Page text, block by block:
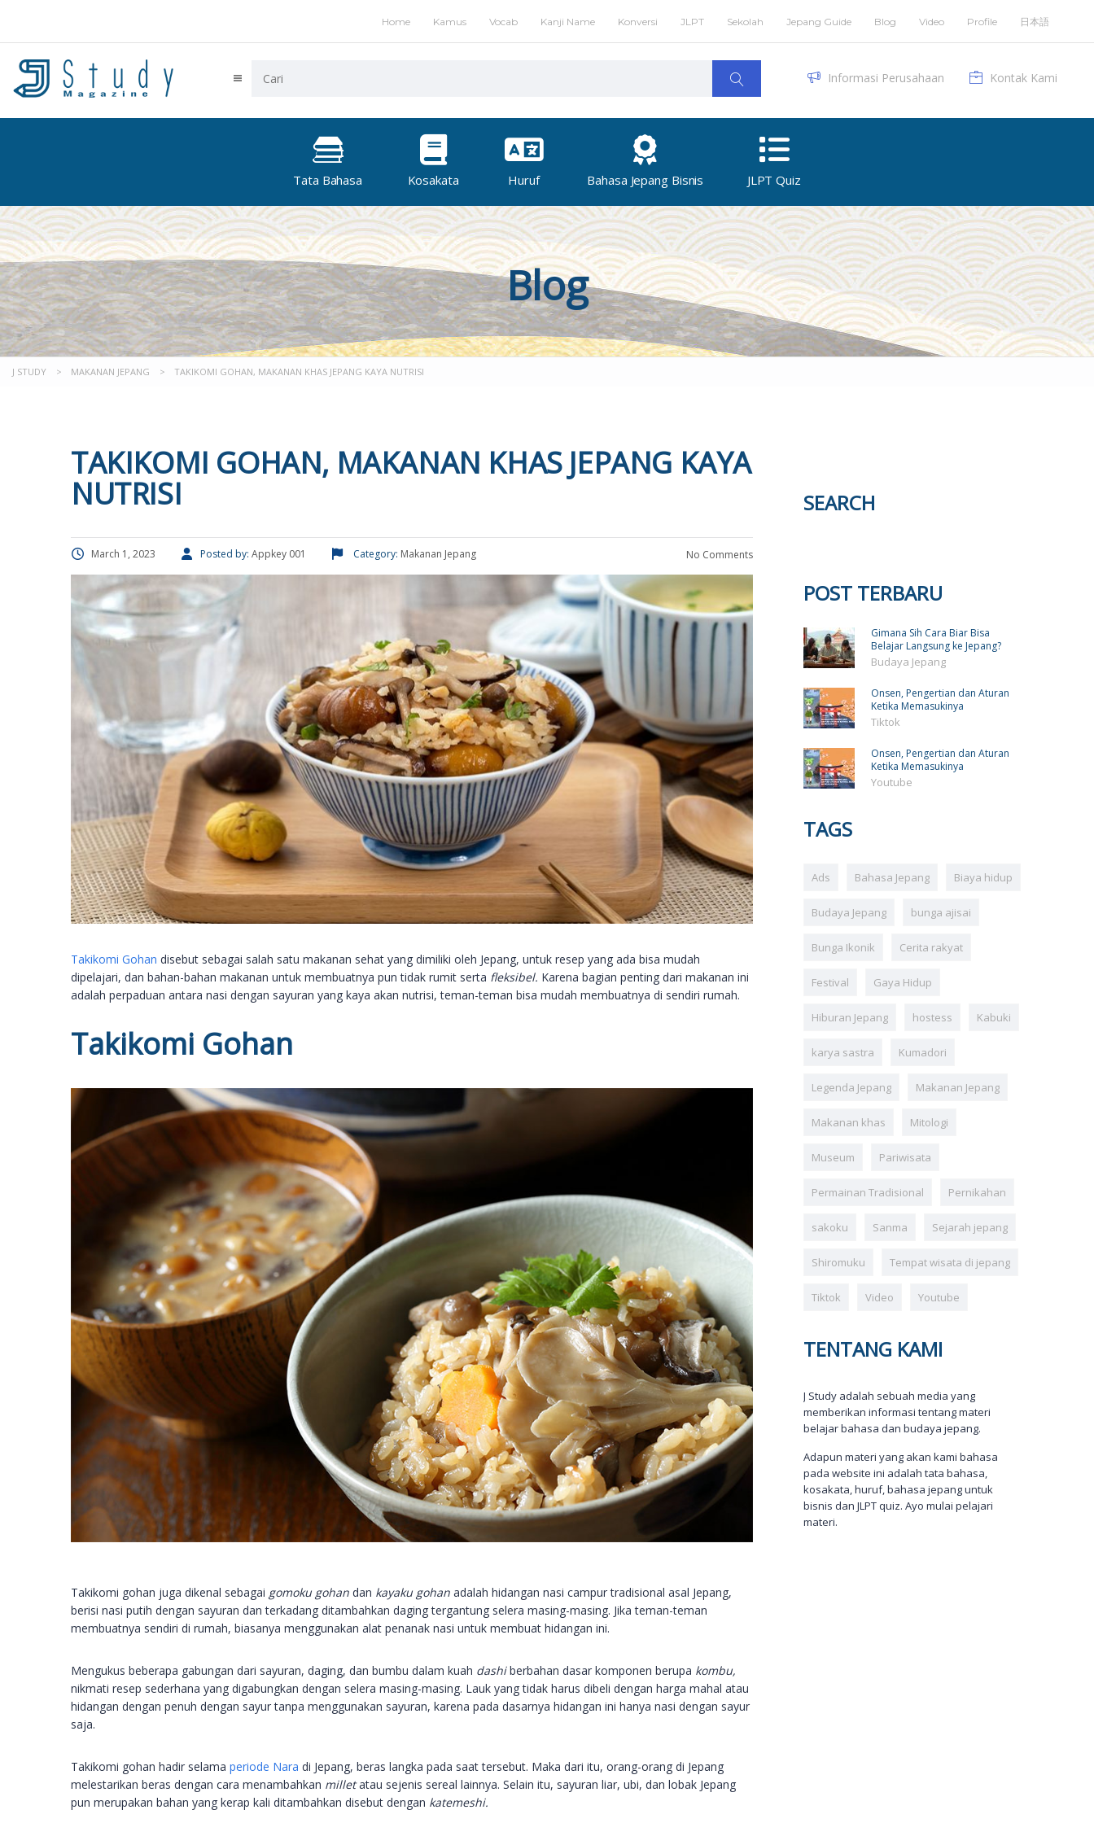
Home Kamus Vocab Kanji Name Konversi JLPT Sekolah Jepang Guide Blog Video Profile 日本語
Informasi Perusahaan Kontak Kami
Tata Bahasa Kosakata Huruf Bahasa Jepang Bisnis JLPT Quiz
Blog
J STUDY > MAKANAN JEPANG > TAKIKOMI GOHAN, MAKANAN KHAS JEPANG KAYA NUTRISI
TAKIKOMI GOHAN, MAKANAN KHAS JEPANG KAYA
NUTRISI
March 1, 2023 Posted by: Appkey 001 Category: Makanan Jepang No Comments
Takikomi Gohan disebut sebagai salah satu makanan sehat yang dimiliki oleh Jepang, untuk resep yang ada bisa mudah
dipelajari, dan bahan-bahan makanan untuk membuatnya pun tidak rumit serta fleksibel. Karena bagian penting dari makanan ini
adalah perpaduan antara nasi dengan sayuran yang kaya akan nutrisi, teman-teman bisa mudah membuatnya di sendiri rumah.
Takikomi Gohan
Takikomi gohan juga dikenal sebagai gomoku gohan dan kayaku gohan adalah hidangan nasi campur tradisional asal Jepang,
berisi nasi putih dengan sayuran dan terkadang ditambahkan daging tergantung selera masing-masing. Jika teman-teman
membuatnya sendiri di rumah, biasanya menggunakan alat penanak nasi untuk membuat hidangan ini.
Mengukus beberapa gabungan dari sayuran, daging, dan bumbu dalam kuah dashiberbahan dasar komponen berupa kombu,
nikmati resep sederhana yang digabungkan dengan selera masing-masing. Lauk yang tidak harus dibeli dengan harga mahal atau
hidangan dengan penuh dengan sayur tanpa menggunakan sayuran, karena pada dasarnya hidangan ini hanya nasi dengan sayur
saja.
Takikomi gohan hadir selama periode Nara di Jepang, beras langka pada saat tersebut. Maka dari itu, orang-orang di Jepang
melestarikan beras dengan cara menambahkan milletatau sejenis sereal lainnya. Selain itu, sayuran liar, ubi, dan lobak Jepang
pun merupakan bahan yang kerap kali ditambahkan disebut dengan katemeshi.
SEARCH
POST TERBARU
Gimana Sih Cara Biar Bisa
Belajar Langsung ke Jepang?
Budaya Jepang
Onsen, Pengertian dan Aturan
Ketika Memasukinya
Tiktok
Onsen, Pengertian dan Aturan
Ketika Memasukinya
Youtube
TAGS
Ads Bahasa Jepang Biaya hidup
Budaya Jepang bunga ajisai
Bunga Ikonik Cerita rakyat
Festival Gaya Hidup
Hiburan Jepang hostess Kabuki
karya sastra Kumadori
Legenda Jepang Makanan Jepang
Makanan khas Mitologi
Museum Pariwisata
Permainan Tradisional Pernikahan
sakoku Sanma Sejarah jepang
Shiromuku Tempat wisata di jepang
Tiktok Video Youtube
TENTANG KAMI
J Study adalah sebuah media yang
memberikan informasi tentang materi
belajar bahasa dan budaya jepang.
Adapun materi yang akan kami bahasa
pada website ini adalah tata bahasa,
kosakata, huruf, bahasa jepang untuk
bisnis dan JLPT quiz. Ayo mulai pelajari
materi.